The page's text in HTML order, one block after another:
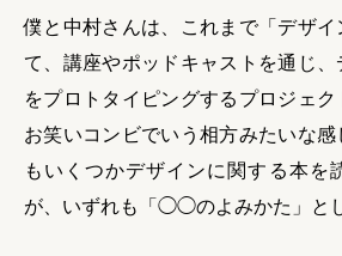
僕と中村さんは、これまで「デザイ
て、講座やポッドキャストを通じ
をプロトタイピングするプロジェク
お笑いコンビでいう相方みたいな
もいくつかデザインに関する本を
が、いずれも「◯◯のよみかた」と